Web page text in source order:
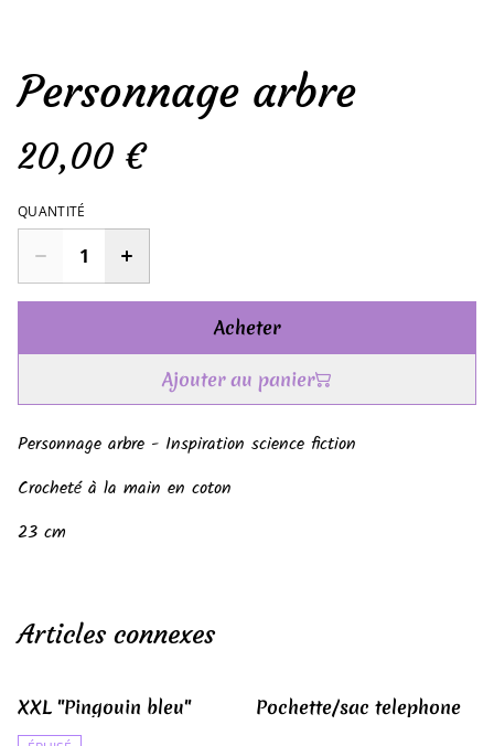
Personnage arbre
20,00 €
QUANTITÉ
Acheter
Ajouter au panier
Personnage arbre - Inspiration science fiction
Crocheté à la main en coton
23 cm
Articles connexes
XXL "Pingouin bleu" Pochette/sac telephone